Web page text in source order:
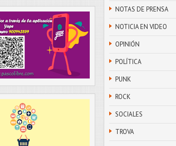
NOTAS DE PRENSA
NOTICIA EN VIDEO
OPINIÓN
POLÍTICA
PUNK
ROCK
SOCIALES
TROVA